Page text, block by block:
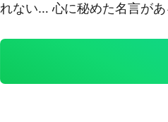
れない… 心に秘めた名言があると思います。